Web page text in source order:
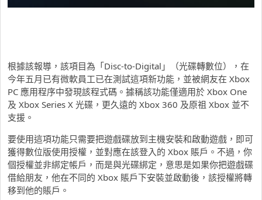
根據該報導，該項目為「Disc-to-Digital」（光碟轉數位），在
今年五月已有微軟員工已在測試這項新功能，並被網友在 Xbox
PC 應用程序中發現該程式碼。據稱該功能僅適用於 Xbox One
及 Xbox Series X 光碟，更久遠的 Xbox 360 及原祖 Xbox 並不
支援。
要使用這項功能只需要把遊戲碟放到主機安裝和啟動遊戲，即可
獲得數位版使用授權，並對應在該登入的 Xbox 賬戶。不過，你
個授權並非綁定帳戶，而是與光碟綁定，意思是如果你把遊戲碟
借給朋友，他在不同的 Xbox 賬戶下安裝並啟動後，該授權將轉
移到他的賬戶。